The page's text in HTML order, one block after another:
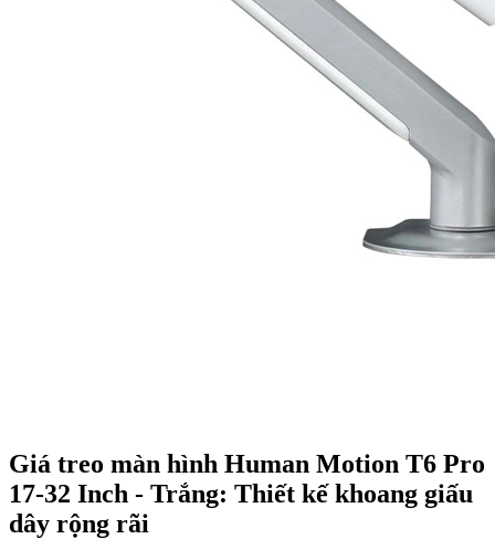
Giá treo màn hình Human Motion T6 Pro
17-32 Inch - Trắng: Thiết kế khoang giấu
dây rộng rãi